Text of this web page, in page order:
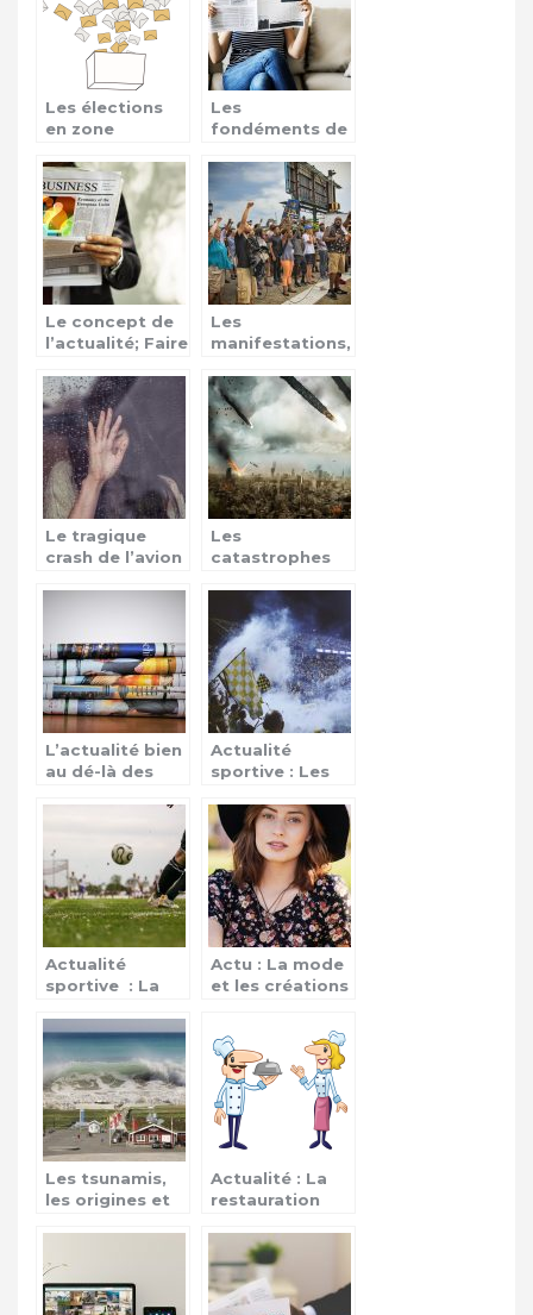
Les élections
en zone
source de
conflits
Les
fondéments de
Le concept de
l’actualité; Faire
confiance aux
médias ?
Les
manifestations,
revendications
Le tragique
crash de l’avion
Les
catastrophes
L’actualité bien
au dé-là des
Actualité
sportive : Les
qualifications
Actualité
sportive : La
champions
Actu : La mode
et les créations
Les tsunamis,
les origines et
Actualité : La
restauration